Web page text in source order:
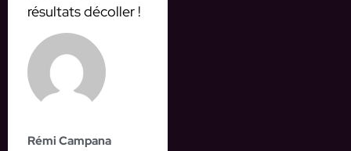
résultats décoller !
Rémi Campana